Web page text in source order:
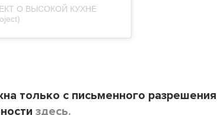
О ВЫСОКОЙ КУХНЕ
только с письменного разрешения
здесь.